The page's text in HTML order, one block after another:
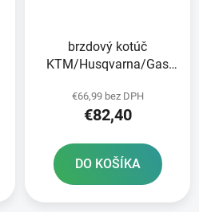
brzdový kotúč
KTM/Husqvarna/Gas
€66,99 bez DPH
€82,40
DO KOŠÍKA